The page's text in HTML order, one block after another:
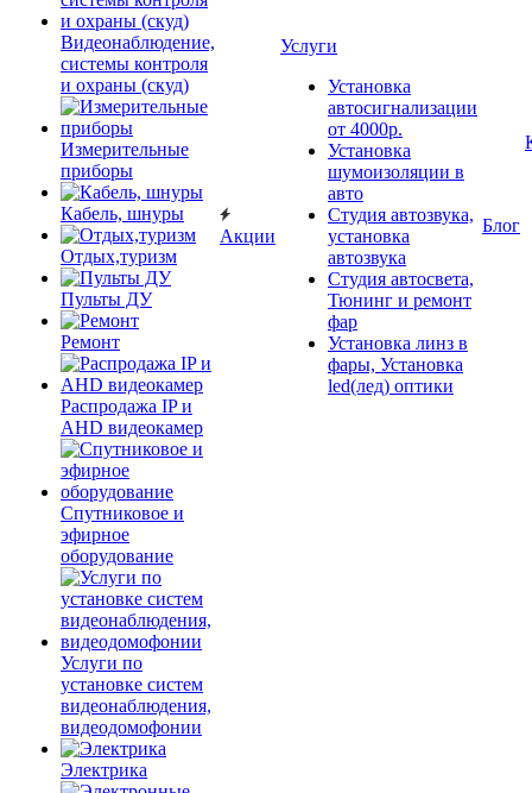
Видеонаблюдение,
системы контроля
и охраны (скуд)
Измерительные
приборы
Кабель, шнуры
Отдых,туризм
Пульты ДУ
Ремонт
Распродажа IP и
AHD видеокамер
Спутниковое и
эфирное
оборудование
Услуги по
установке систем
видеонаблюдения,
видеодомофонии
Электрика
Акции
Услуги
Установка
автосигнализации
от 4000р.
Установка
шумоизоляции в
авто
Студия автозвука,
установка
автозвука
Студия автосвета,
Тюнинг и ремонт
фар
Установка линз в
фары, Установка
led(лед) оптики
Блог